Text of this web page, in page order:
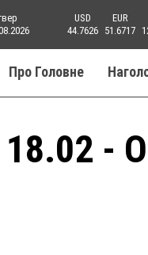
USD
44.7626
EUR
51.6717
Про Головне
-